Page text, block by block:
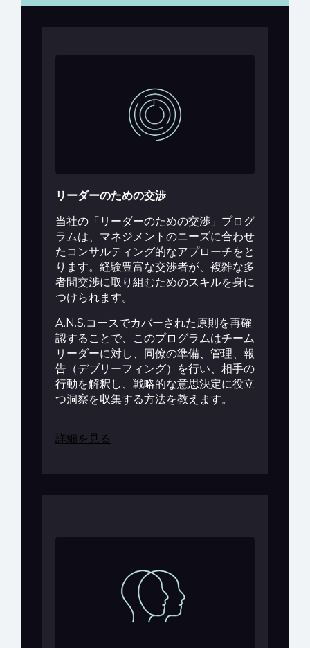
リーダーのための交渉
当社の「リーダーのための交渉」プログ
ラムは、マネジメントのニーズに合わせ
たコンサルティング的なアプローチをと
ります。経験豊富な交渉者が、複雑な多
者間交渉に取り組むためのスキルを身に
つけられます。
A.N.S.コースでカバーされた原則を再確
認することで、このプログラムはチーム
リーダーに対し、同僚の準備、管理、報
告（デブリーフィング）を行い、相手の
行動を解釈し、戦略的な意思決定に役立
つ洞察を収集する方法を教えます。
詳細を見る